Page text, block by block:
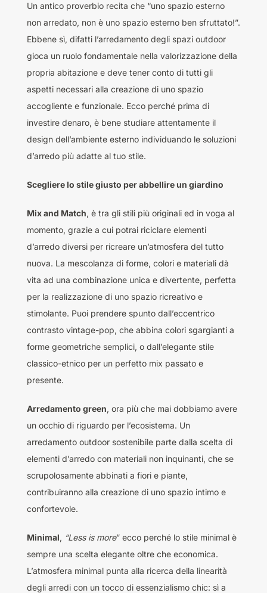
Un antico proverbio recita che “uno spazio esterno
non arredato, non è uno spazio esterno ben sfruttato!”.
Ebbene sì, difatti l’arredamento degli spazi outdoor
gioca un ruolo fondamentale nella valorizzazione della
propria abitazione e deve tener conto di tutti gli
aspetti necessari alla creazione di uno spazio
accogliente e funzionale. Ecco perché prima di
investire denaro, è bene studiare attentamente il
design dell’ambiente esterno individuando le soluzioni
d’arredo più adatte al tuo stile.
Scegliere lo stile giusto per abbellire un giardino
Mix and Match, è tra gli stili più originali ed in voga al
momento, grazie a cui potrai riciclare elementi
d’arredo diversi per ricreare un’atmosfera del tutto
nuova. La mescolanza di forme, colori e materiali dà
vita ad una combinazione unica e divertente, perfetta
per la realizzazione di uno spazio ricreativo e
stimolante. Puoi prendere spunto dall’eccentrico
contrasto vintage-pop, che abbina colori sgargianti a
forme geometriche semplici, o dall’elegante stile
classico-etnico per un perfetto mix passato e
presente.
Arredamento green, ora più che mai dobbiamo avere
un occhio di riguardo per l’ecosistema. Un
arredamento outdoor sostenibile parte dalla scelta di
elementi d’arredo con materiali non inquinanti, che se
scrupolosamente abbinati a fiori e piante,
contribuiranno alla creazione di uno spazio intimo e
confortevole.
Minimal, “Less is more” ecco perché lo stile minimal è
sempre una scelta elegante oltre che economica.
L’atmosfera minimal punta alla ricerca della linearità
degli arredi con un tocco di essenzialismo chic: sì a